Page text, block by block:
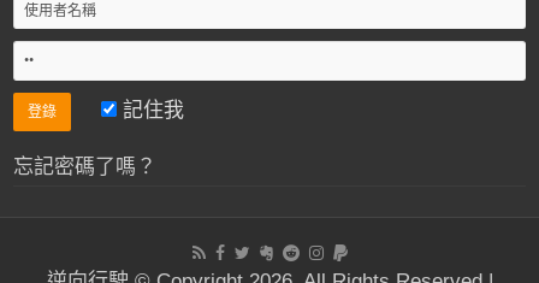
記住我
忘記密碼了嗎？